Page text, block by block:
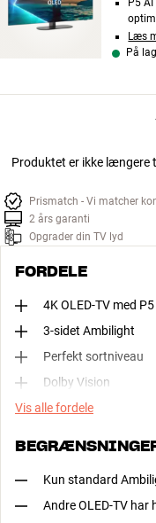
P5
Læs
På
Produktet er ikke
Prismatch - Vi matcher
2 års garanti
Opgrader din TV lyd
FORDELE
4K OLED-TV med
3-sidet Ambilight
Perfekt sortniveau
Dolby Vision
Vis alle fordele
Kun standard
Andre OLED-TV har